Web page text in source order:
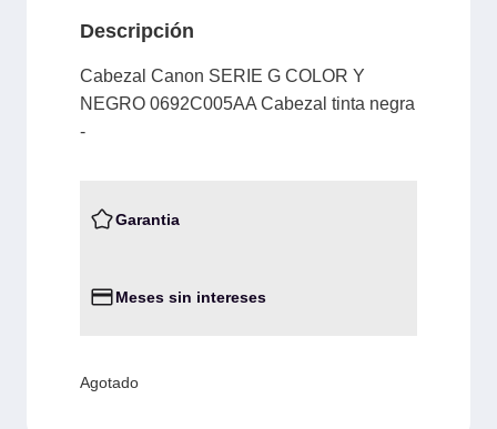
Descripción
Cabezal Canon SERIE G COLOR Y
NEGRO 0692C005AA Cabezal tinta negra
-
Garantia
Meses sin intereses
Agotado